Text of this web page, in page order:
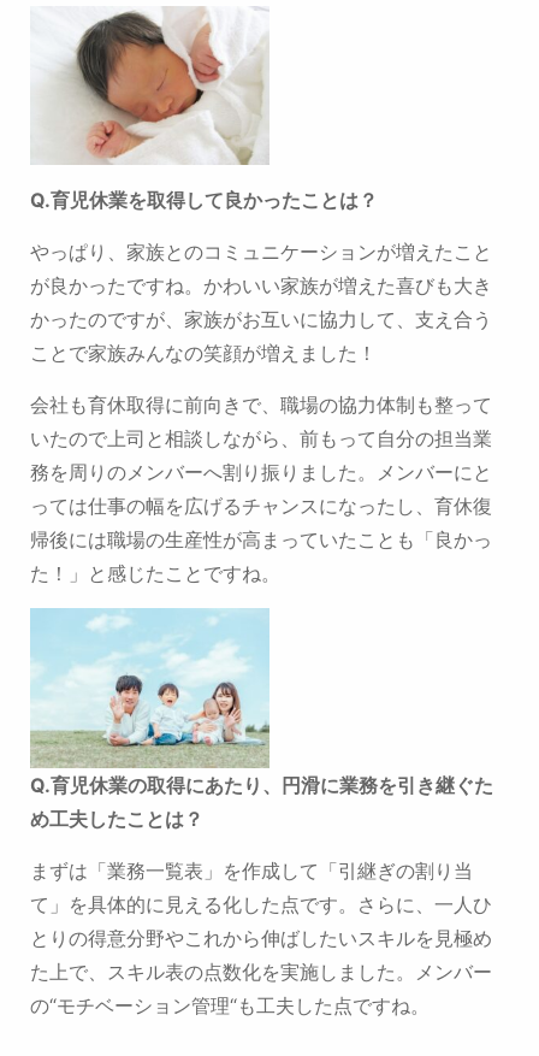
Q.育児休業を取得して良かったことは？
やっぱり、家族とのコミュニケーションが増えたこと
が良かったですね。 かわいい家族が増えた喜びも大き
かったのですが、 家族がお互いに協力して、支え合う
ことで家族みんなの笑顔が増えました！
会社も育休取得に前向きで、職場の協力体制も整って
いたので上司と相談しながら、前もって自分の担当業
務を周りのメンバーへ割り振りました。 メンバーにと
っては仕事の幅を広げるチャンスになったし、育休復
帰後には職場の生産性が高まっていたことも「良かっ
た！」と感じたことですね。
Q.育児休業の取得にあたり、円滑に業務を引き継ぐた
め工夫したことは？
まずは「業務一覧表」を作成して「引継ぎの割り当
て」を具体的に見える化した点です。 さらに、一人ひ
とりの得意分野やこれから伸ばしたいスキルを見極め
た上で、 スキル表の点数化を実施しました。メンバー
の“モチベーション管理“も工夫した点ですね。